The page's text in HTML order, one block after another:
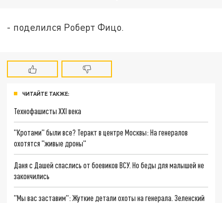
- поделился Роберт Фицо.
ЧИТАЙТЕ ТАКЖЕ:
Технофашисты XXI века
"Кротами" были все? Теракт в центре Москвы: На генералов
охотятся "живые дроны"
Даня с Дашей спаслись от боевиков ВСУ. Но беды для малышей не
закончились
"Мы вас заставим": Жуткие детали охоты на генерала. Зеленский